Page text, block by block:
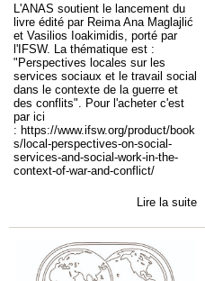
L'ANAS soutient le lancement du
livre édité par Reima Ana Maglajlić
et Vasilios Ioakimidis, porté par
l'IFSW. La thématique est :
"Perspectives locales sur les
services sociaux et le travail social
dans le contexte de la guerre et
des conflits". Pour l'acheter c'est
par ici
: https://www.ifsw.org/product/book
s/local-perspectives-on-social-
services-and-social-work-in-the-
context-of-war-and-conflict/
Lire la suite